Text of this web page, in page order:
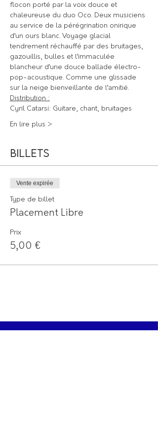
flocon porté par la voix douce et
chaleureuse du duo Oco. Deux musiciens
au service de la pérégrination onirique
d’un ours blanc. Voyage glacial
tendrement réchauffé par des bruitages,
gazouillis, bulles et l’immaculée
blancheur d’une douce ballade électro-
pop-acoustique. Comme une glissade
sur la neige bienveillante de l’amitié.
Distribution :
Cyril Catarsi: Guitare, chant, bruitages
En lire plus >
Billets
Vente expirée
Type de billet
Placement Libre
Prix
5,00 €